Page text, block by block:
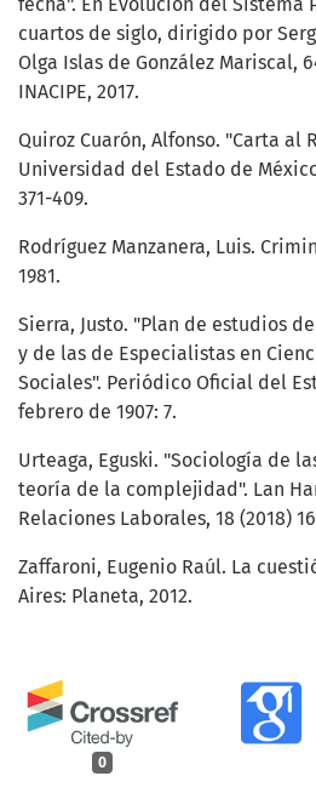
0
fecha". En Evolución del Sistema
cuartos de siglo, dirigido por
Olga Islas de González Mariscal,
INACIPE, 2017.
Quiroz Cuarón, Alfonso. "Carta al
Universidad del Estado de
371-409.
Rodríguez Manzanera, Luis.
1981.
Sierra, Justo. "Plan de estudios
y de las de Especialistas en
Sociales". Periódico Oficial del
febrero de 1907: 7.
Urteaga, Eguski. "Sociología de
teoría de la complejidad". Lan
Relaciones Laborales, 18 (2018)
Zaffaroni, Eugenio Raúl. La
Aires: Planeta, 2012.